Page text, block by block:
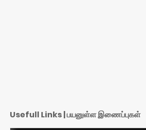
Usefull Links | பயனுள்ள இணைப்புகள்